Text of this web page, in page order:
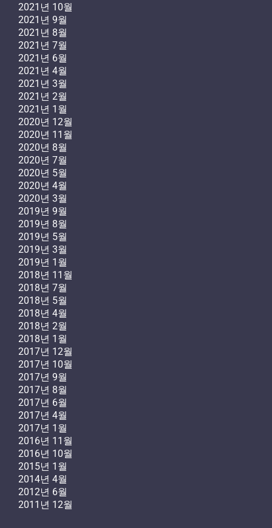
2021년 10월
2021년 9월
2021년 8월
2021년 7월
2021년 6월
2021년 4월
2021년 3월
2021년 2월
2021년 1월
2020년 12월
2020년 11월
2020년 8월
2020년 7월
2020년 5월
2020년 4월
2020년 3월
2019년 9월
2019년 8월
2019년 5월
2019년 3월
2019년 1월
2018년 11월
2018년 7월
2018년 5월
2018년 4월
2018년 2월
2018년 1월
2017년 12월
2017년 10월
2017년 9월
2017년 8월
2017년 6월
2017년 4월
2017년 1월
2016년 11월
2016년 10월
2015년 1월
2014년 4월
2012년 6월
2011년 12월